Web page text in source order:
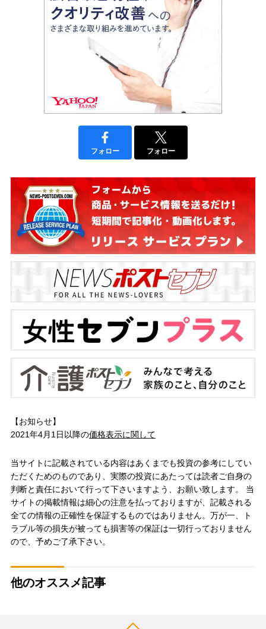
フォロー フォロー
【お知らせ】
2021年4月1日以降の価格表示に関して
当サイトに記載されている内容はあくまでも投資の参考にしてい
ただくためのものであり、実際の投資にあたっては読者ご自身の
判断と責任において行って下さいますよう、お願い致します。 当
サイトの掲載情報は細心の注意を払っておりますが、記載される
全ての情報の正確性を保証するものではありません。万が一、ト
ラブル等の損失が被っても損害等の保証は一切行っておりません
ので、予めご了承下さい。
他のオススメ記事